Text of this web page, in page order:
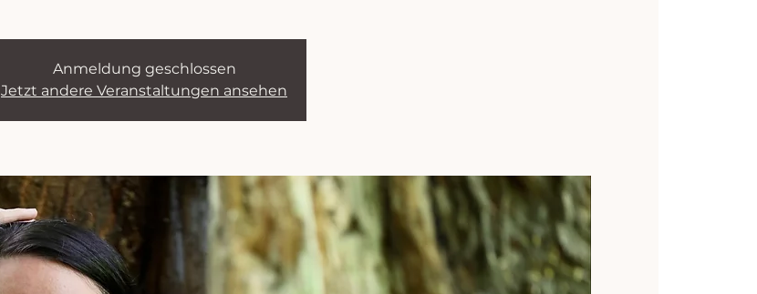
Anmeldung geschlossen
Jetzt andere Veranstaltungen ansehen